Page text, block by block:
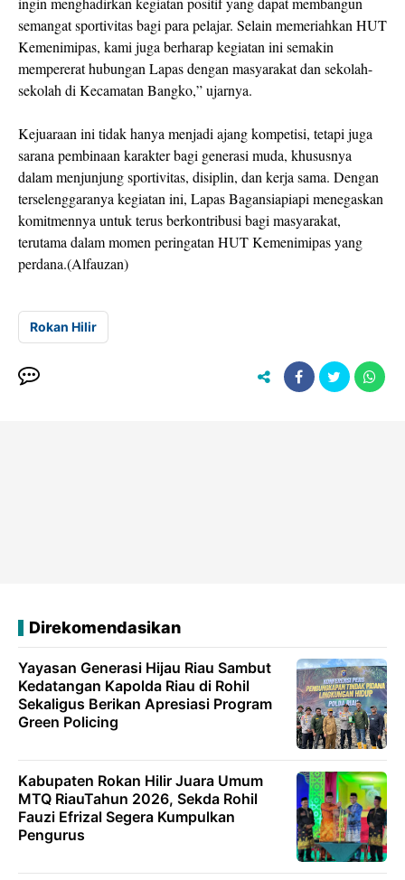
semangat sportivitas bagi para pelajar. Selain memeriahkan HUT
Kemenimipas, kami juga berharap kegiatan ini semakin
mempererat hubungan Lapas dengan masyarakat dan sekolah-
sekolah di Kecamatan Bangko,” ujarnya.
Kejuaraan ini tidak hanya menjadi ajang kompetisi, tetapi juga
sarana pembinaan karakter bagi generasi muda, khususnya
dalam menjunjung sportivitas, disiplin, dan kerja sama. Dengan
terselenggaranya kegiatan ini, Lapas Bagansiapiapi menegaskan
komitmennya untuk terus berkontribusi bagi masyarakat,
terutama dalam momen peringatan HUT Kemenimipas yang
perdana.(Alfauzan)
Rokan Hilir
Direkomendasikan
Yayasan Generasi Hijau Riau Sambut
Kedatangan Kapolda Riau di Rohil
Sekaligus Berikan Apresiasi Program
Green Policing
Kabupaten Rokan Hilir Juara Umum
MTQ RiauTahun 2026, Sekda Rohil
Fauzi Efrizal Segera Kumpulkan
Pengurus